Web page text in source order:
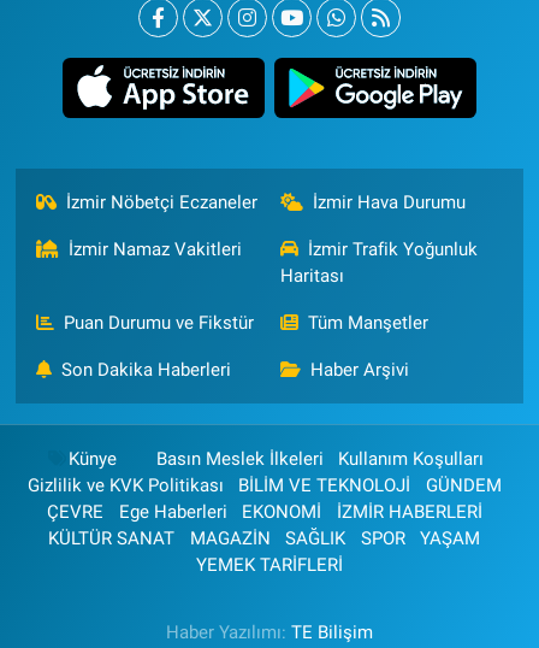
İzmir Nöbetçi Eczaneler İzmir Hava Durumu
İzmir Namaz Vakitleri
İzmir Trafik Yoğunluk
Haritası
Puan Durumu ve Fikstür Tüm Manşetler
Son Dakika Haberleri Haber Arşivi
Künye Basın Meslek İlkeleri
Kullanım Koşulları
Gizlilik ve KVK Politikası
BİLİM VE TEKNOLOJİ
GÜNDEM
ÇEVRE
Ege Haberleri EKONOMİ
İZMİR HABERLERİ
KÜLTÜR SANAT
MAGAZİN SAĞLIK SPOR
YAŞAM
YEMEK TARİFLERİ
Haber Yazılımı: TE Bilişim